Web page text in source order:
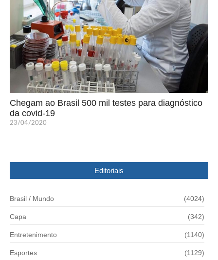
Chegam ao Brasil 500 mil testes para diagnóstico
da covid-19
23/04/2020
Editoriais
Brasil / Mundo (4024)
Capa (342)
Entretenimento (1140)
Esportes (1129)